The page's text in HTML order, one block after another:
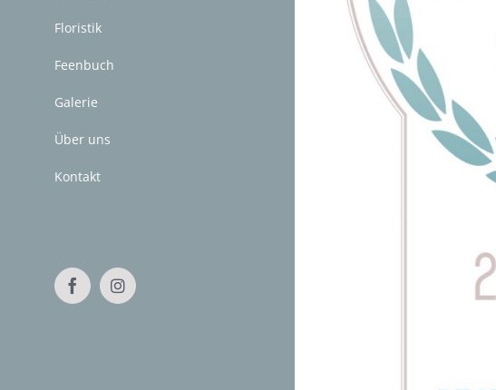
Floristik
Feenbuch
Galerie
Über uns
Kontakt
FacebookInstagram